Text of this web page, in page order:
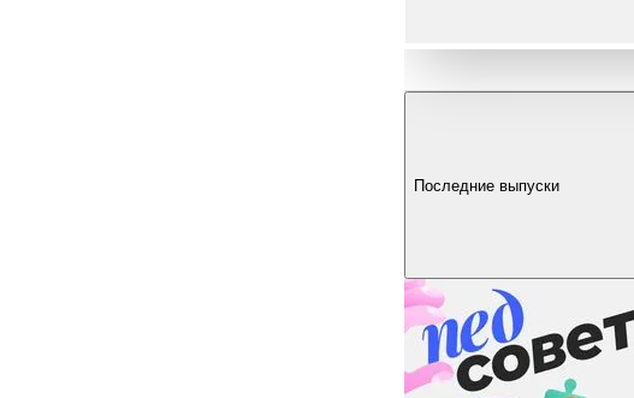
Последние выпуски